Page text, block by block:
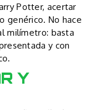
Potter, acertar
genérico. No hace
milímetro: basta
y con
Y